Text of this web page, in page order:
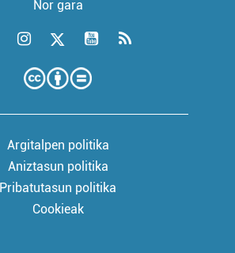
Nor gara
Argitalpen politika
Aniztasun politika
Pribatutasun politika
Cookieak